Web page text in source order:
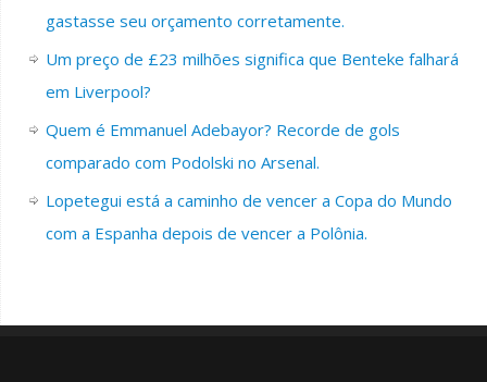
gastasse seu orçamento corretamente.
Um preço de £23 milhões significa que Benteke falhará
em Liverpool?
Quem é Emmanuel Adebayor? Recorde de gols
comparado com Podolski no Arsenal.
Lopetegui está a caminho de vencer a Copa do Mundo
com a Espanha depois de vencer a Polônia.